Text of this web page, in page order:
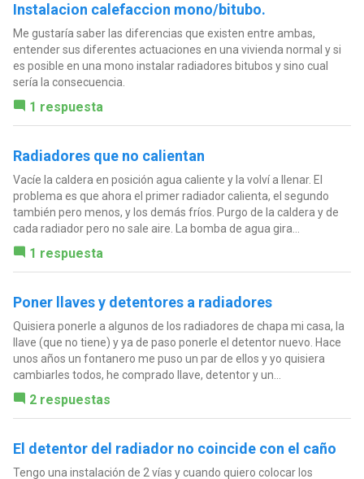
Instalacion calefaccion mono/bitubo.
Me gustaría saber las diferencias que existen entre ambas,
entender sus diferentes actuaciones en una vivienda normal y si
es posible en una mono instalar radiadores bitubos y sino cual
sería la consecuencia.
1 respuesta
Radiadores que no calientan
Vacíe la caldera en posición agua caliente y la volví a llenar. El
problema es que ahora el primer radiador calienta, el segundo
también pero menos, y los demás fríos. Purgo de la caldera y de
cada radiador pero no sale aire. La bomba de agua gira...
1 respuesta
Poner llaves y detentores a radiadores
Quisiera ponerle a algunos de los radiadores de chapa mi casa, la
llave (que no tiene) y ya de paso ponerle el detentor nuevo. Hace
unos años un fontanero me puso un par de ellos y yo quisiera
cambiarles todos, he comprado llave, detentor y un...
2 respuestas
El detentor del radiador no coincide con el caño
Tengo una instalación de 2 vías y cuando quiero colocar los